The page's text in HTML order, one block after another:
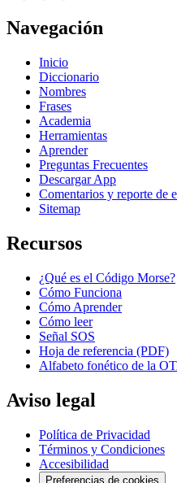
Navegación
Inicio
Diccionario
Nombres
Frases
Academia
Herramientas
Aprender
Preguntas Frecuentes
Descargar App
Comentarios y reporte de
Sitemap
Recursos
¿Qué es el Código Morse?
Cómo Funciona
Cómo Aprender
Cómo leer
Señal SOS
Hoja de referencia (PDF)
Alfabeto fonético de la
Aviso legal
Política de Privacidad
Términos y Condiciones
Accesibilidad
Preferencias de cookies